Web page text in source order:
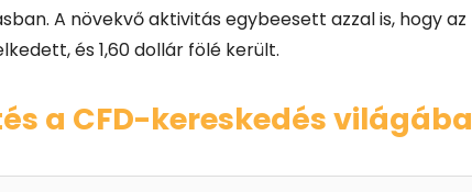
A növekvő aktivitás egybeesett azzal is, hogy az
és 1,60 dollár fölé került.
a CFD-kereskedés világába